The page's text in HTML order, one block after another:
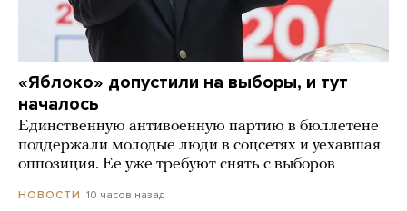
«Яблоко» допустили на выборы, и тут
началось
Единственную антивоенную партию в бюллетене
поддержали молодые люди в соцсетях и уехавшая
оппозиция. Ее уже требуют снять с выборов
НОВОСТИ 10 часов назад